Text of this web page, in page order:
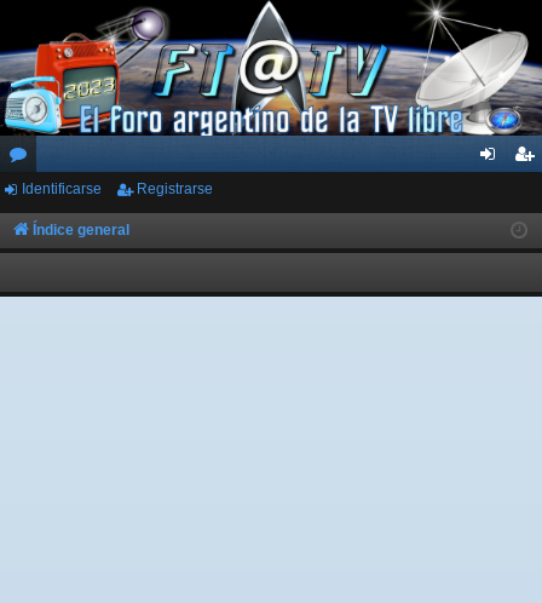
or
os
ar
ist
rs
Identificarse Registrarse
Índice general